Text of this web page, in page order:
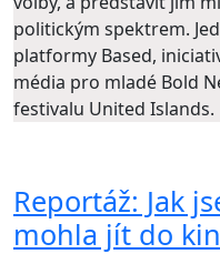
politickým spektrem.
platformy Based,
média pro mladé Bold
festivalu United Islands.
Reportáž: Jak
mohla jít do